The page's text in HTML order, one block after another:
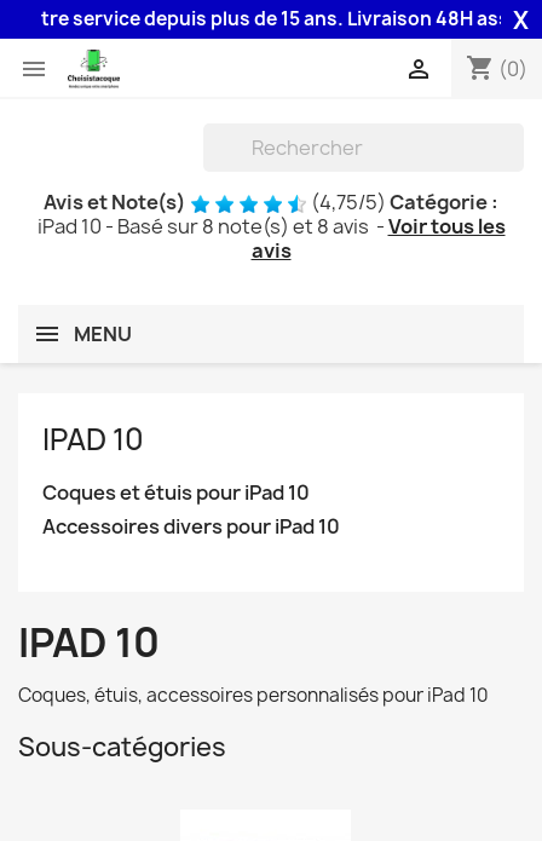
depuis plus de 15 ans. Livraison 48H assurée par la
X
 shopping_cart (0)

Avis et Note(s) (4,75/5) Catégorie :
iPad 10 - Basé sur8 note(s) et 8avis -Voir tous les
avis
MENU
IPAD 10
Coques et étuis pour iPad 10
Accessoires divers pour iPad 10
IPAD 10
Coques, étuis, accessoires personnalisés pour iPad 10
Sous-catégories